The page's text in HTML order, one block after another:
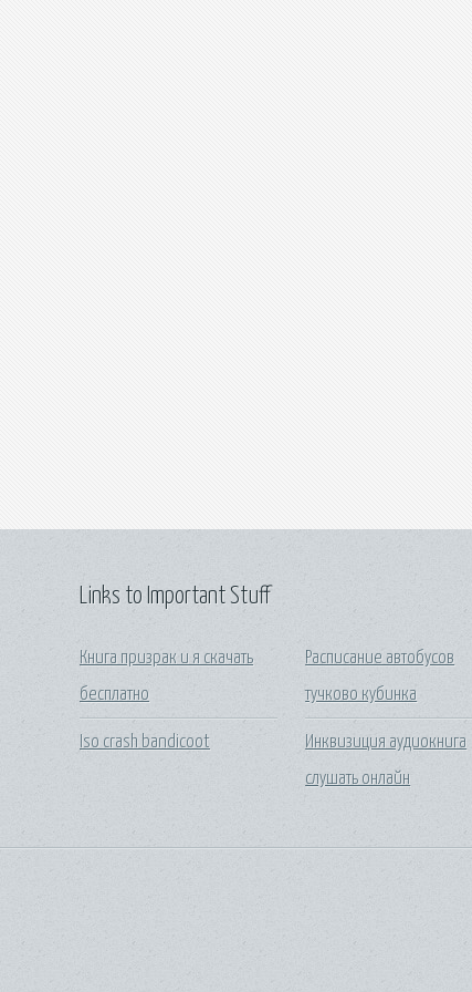
Links to Important Stuff
Книга призрак и я скачать
бесплатно
Iso crash bandicoot
Расписание автобусов
тучково кубинка
Инквизиция аудиокнига
слушать онлайн